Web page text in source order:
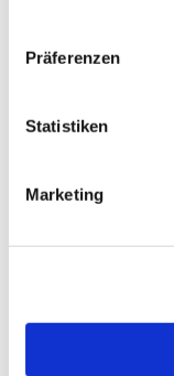
Präferenzen
Statistiken
Marketing